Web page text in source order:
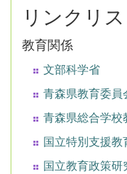
リンクリス
教育関係
文部科学省
青森県教育委員
青森県総合学校
国立特別支援
国立教育政策研